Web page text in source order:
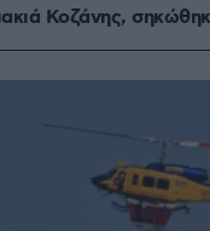
Κοζάνης,